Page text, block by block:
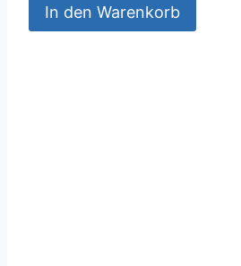
In den Warenkorb